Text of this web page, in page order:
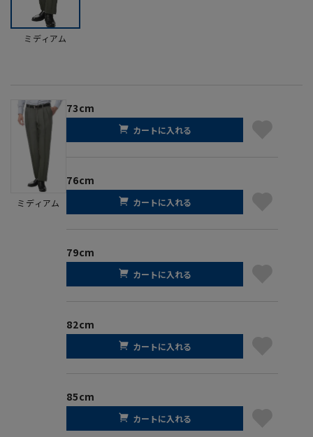
ミディアム
ミディアム
73cm
カートに入れる
76cm
カートに入れる
79cm
カートに入れる
82cm
カートに入れる
85cm
カートに入れる